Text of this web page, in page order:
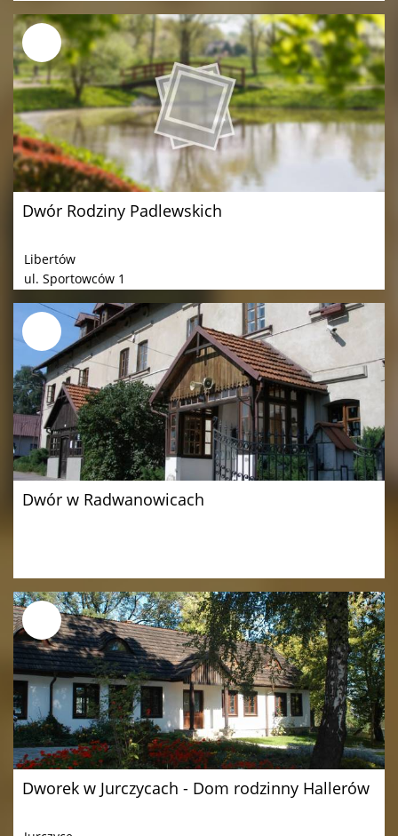
Dwór Rodziny Padlewskich
Libertów
ul. Sportowców 1
Dwór w Radwanowicach
Dworek w Jurczycach - Dom rodzinny Hallerów